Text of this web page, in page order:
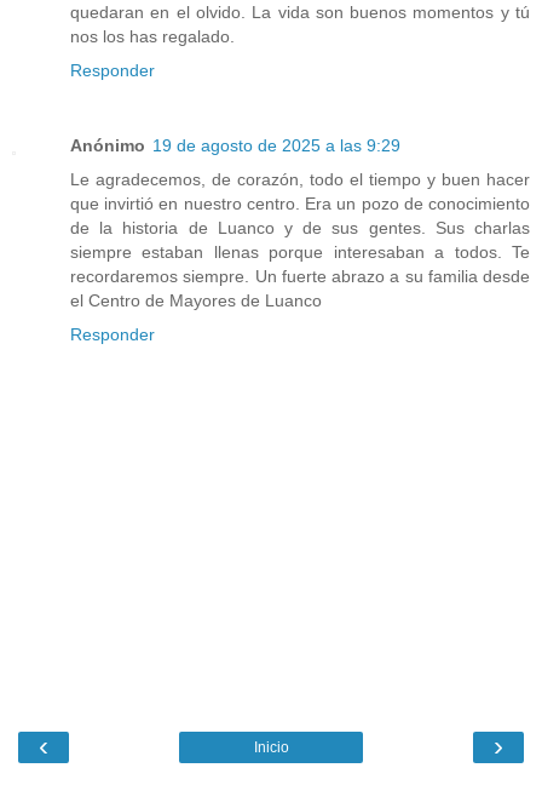
quedaran en el olvido. La vida son buenos momentos y tú
nos los has regalado.
Responder
Anónimo 19 de agosto de 2025 a las 9:29
Le agradecemos, de corazón, todo el tiempo y buen hacer
que invirtió en nuestro centro. Era un pozo de conocimiento
de la historia de Luanco y de sus gentes. Sus charlas
siempre estaban llenas porque interesaban a todos. Te
recordaremos siempre. Un fuerte abrazo a su familia desde
el Centro de Mayores de Luanco
Responder
‹ ›
Inicio